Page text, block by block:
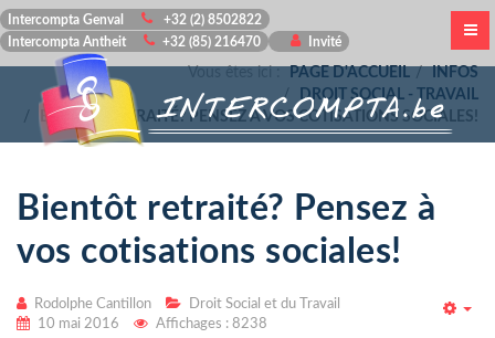
Intercompta Genval
+32 (2) 8502822
Intercompta Antheit
+32 (85) 216470 Invité
PAGE D'ACCUEIL
INFOS
DROIT SOCIAL - TRAVAIL
BIENTÔT RETRAITÉ? PENSEZ À VOS COTISATIONS SOCIALES!
Bientôt retraité? Pensez à
vos cotisations sociales!
Rodolphe Cantillon
Droit Social et du Travail
10 mai 2016
Affichages : 8238